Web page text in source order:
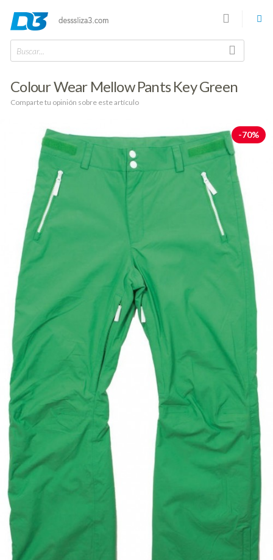
Buscar...
Colour Wear Mellow Pants Key Green
Comparte tu opinión sobre este artículo
-70%